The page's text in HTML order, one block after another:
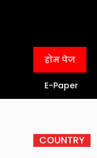
होम पेज
E-Paper
COUNTRY